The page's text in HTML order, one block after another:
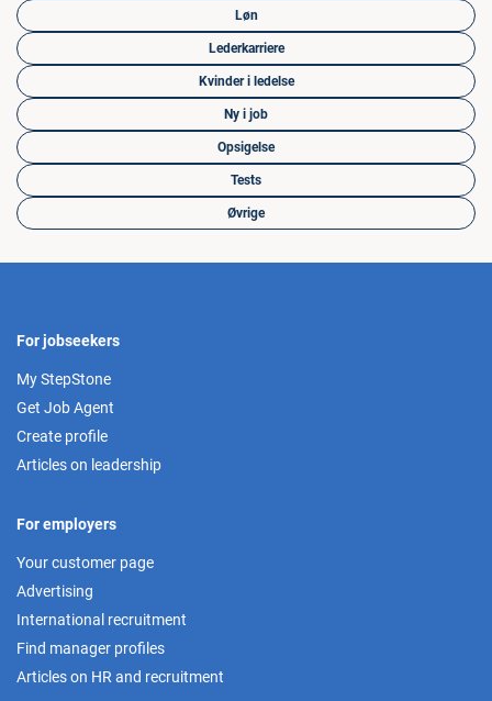
Løn
Lederkarriere
Kvinder i ledelse
Ny i job
Opsigelse
Tests
Øvrige
For jobseekers
My StepStone
Get Job Agent
Create profile
Articles on leadership
For employers
Your customer page
Advertising
International recruitment
Find manager profiles
Articles on HR and recruitment